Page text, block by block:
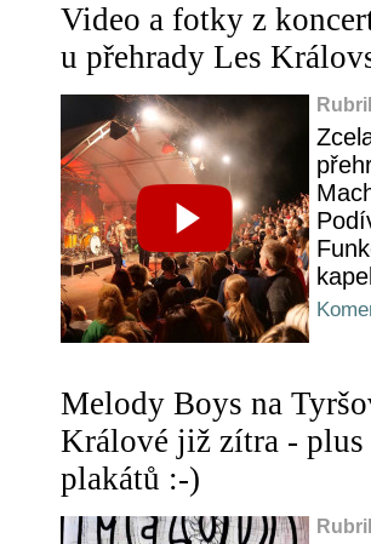
Video a fotky z
u přehrady Les
Melody Boys na
Králové již zítra -
plakátů :-)